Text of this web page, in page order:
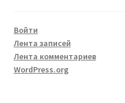
Войти
Лента записей
Лента комментариев
WordPress.org